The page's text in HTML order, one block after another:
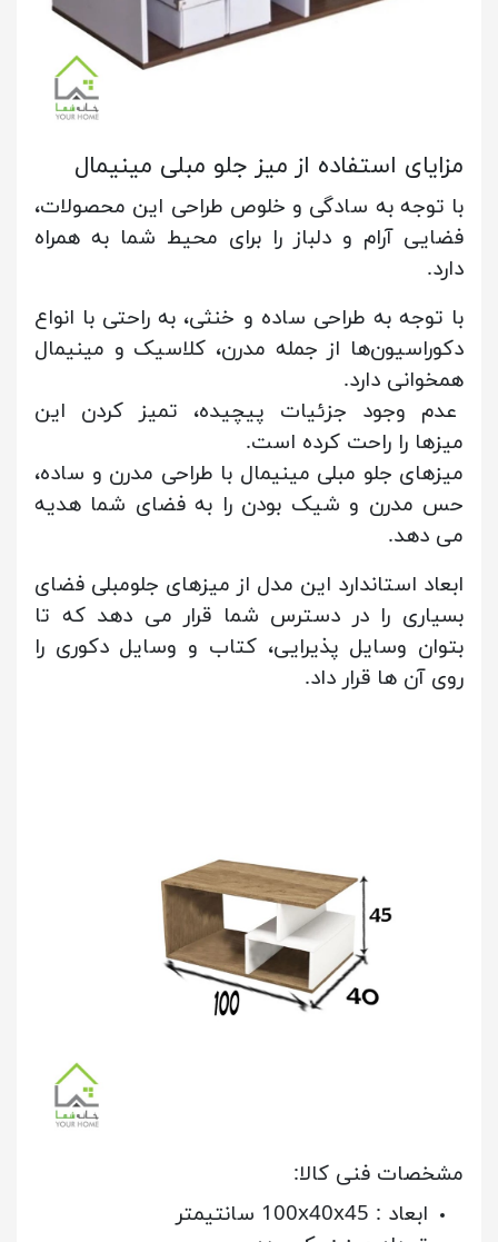
مزایای استفاده از میز جلو مبلی مینیمال
با توجه به سادگی و خلوص طراحی این محصولات،
فضایی آرام و دلباز را برای محیط شما به همراه
دارد.
با توجه به طراحی ساده و خنثی، به راحتی با انواع
دکوراسیون‌ها از جمله مدرن، کلاسیک و مینیمال
همخوانی دارد.
عدم وجود جزئیات پیچیده، تمیز کردن این
میزها را راحت کرده است.
میزهای جلو مبلی مینیمال با طراحی مدرن و ساده،
حس مدرن و شیک بودن را به فضای شما هدیه
می دهد.
ابعاد استاندارد این مدل از میزهای جلومبلی فضای
بسیاری را در دسترس شما قرار می دهد که تا
بتوان وسایل پذیرایی، کتاب و وسایل دکوری را
روی آن ها قرار داد.
مشخصات فنی کالا:
ابعاد : 100x40x45 سانتیمتر